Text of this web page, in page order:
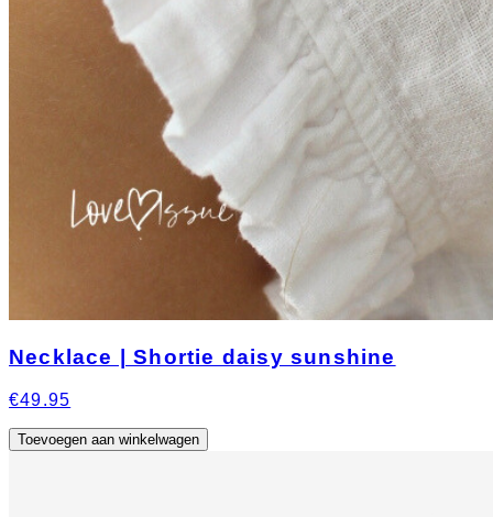
Necklace | Shortie daisy sunshine
€49.95
Toevoegen aan winkelwagen